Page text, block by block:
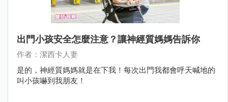
出門小孩安全怎麼注意？讓神經質媽媽告訴你
作者：潔西卡人妻
是的，神經質媽媽就是在下我！每次出門我都會呼天喊地的
叫小孩嚇到我朋友！